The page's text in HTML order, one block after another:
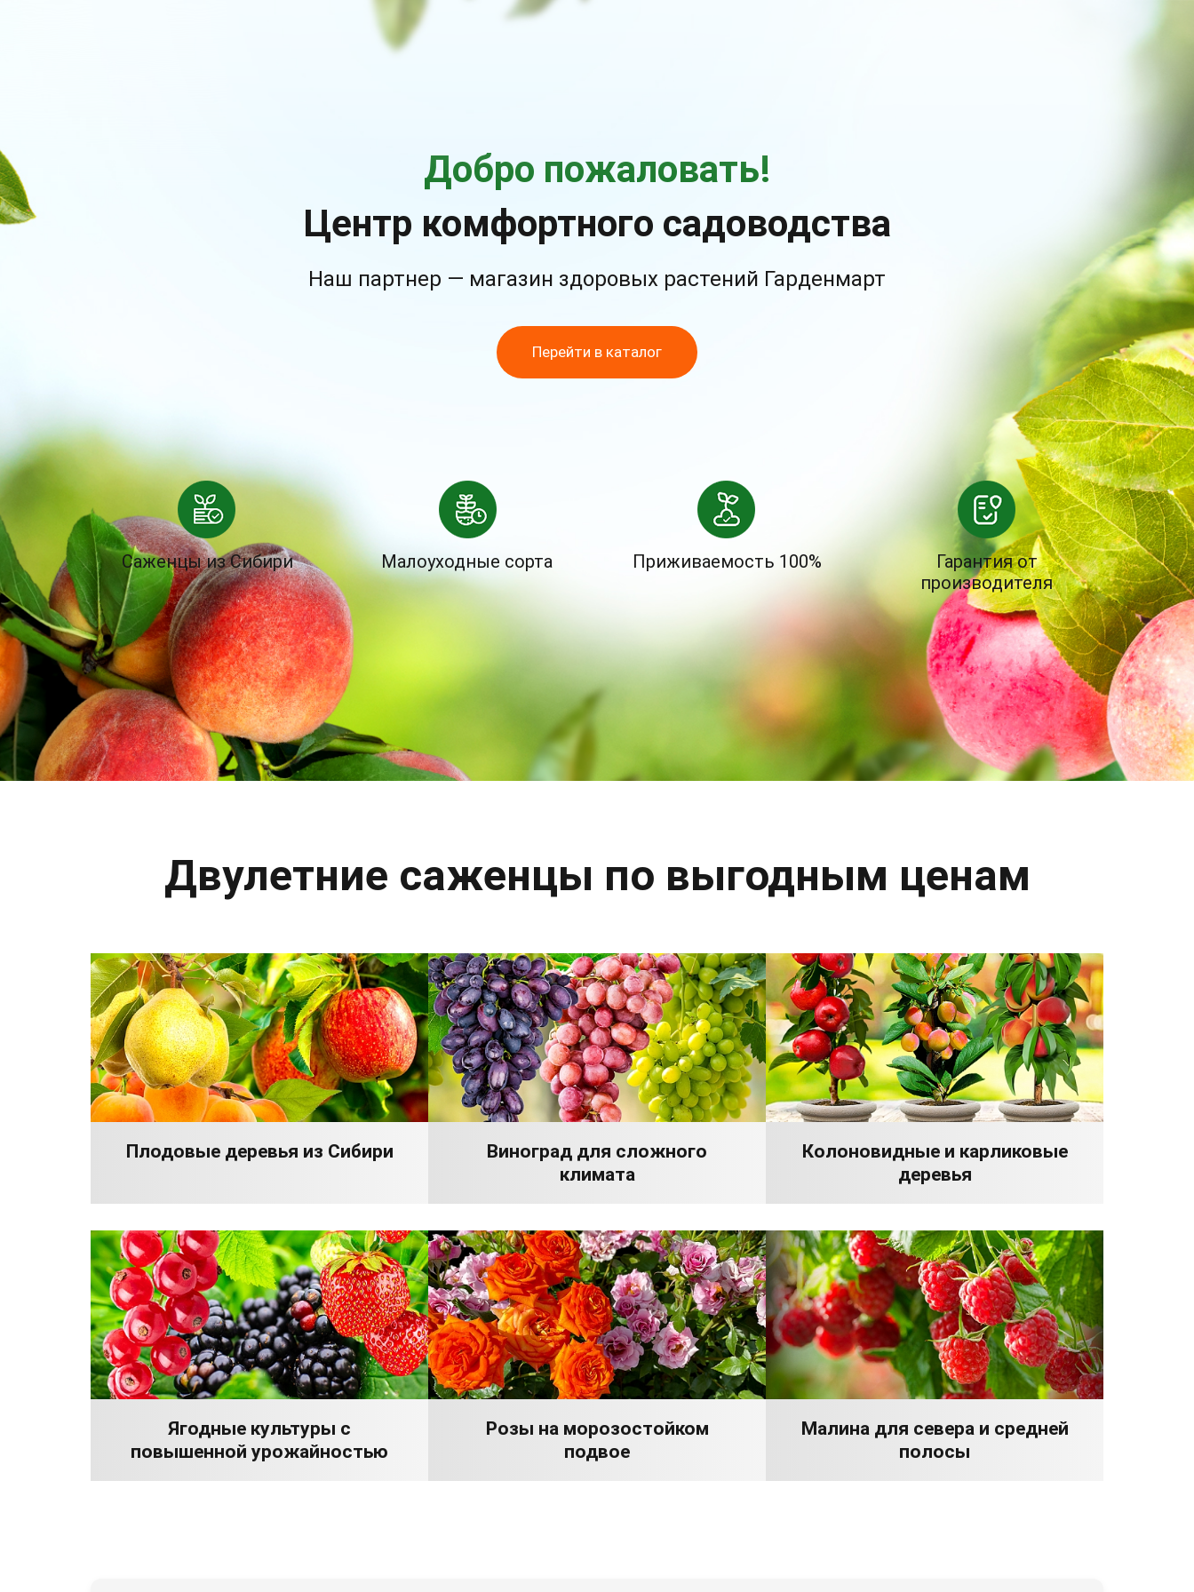
Добро пожаловать!
Центр комфортного садоводства
Наш партнер — магазин здоровых растений Гарденмарт
Перейти в каталог
Саженцы из Сибири Малоуходные сорта Приживаемость 100%
Гарантия от
производителя
Двулетние саженцы по выгодным ценам
Плодовые деревья из Сибири
Виноград для сложного
климата
Колоновидные и карликовые
деревья
Ягодные культуры с
повышенной урожайностью
Розы на морозостойком
подвое
Малина для севера и средней
полосы